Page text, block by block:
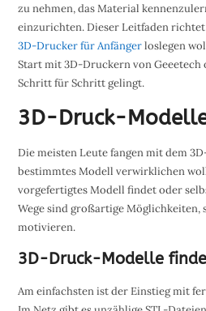
zu nehmen, das Material
einzurichten. Dieser Leitfaden
3D-Drucker für Anfängerloslegen
Start mit 3D-Druckern von Geeetech
Schritt für Schritt gelingt.
3D-Druck-
Die meisten Leute fangen mit dem
bestimmtes Modell verwirklichen
vorgefertigtes Modell findet oder
Wege sind großartige Möglichkeiten,
motivieren.
3D-Druck-Modelle
Am einfachsten ist der Einstieg mit